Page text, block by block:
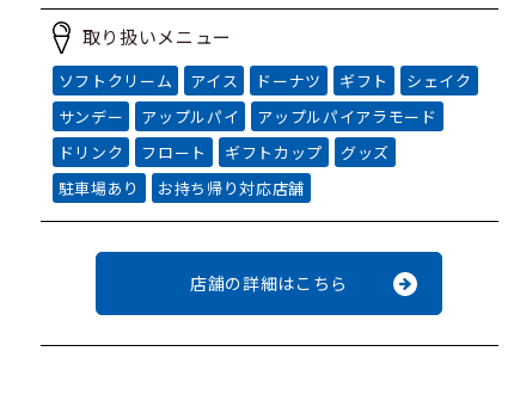
取り扱いメニュー
ソフトクリーム アイス ドーナツ ギフト
シェイク
サンデー
アップルパイ
アップルパイアラモード
ドリンク
フロート ギフトカップ
グッズ
駐車場あり
お持ち帰り対応店舗
店舗の詳細はこちら